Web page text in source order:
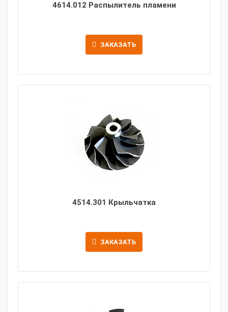
4614.012 Распылитель пламени
ЗАКАЗАТЬ
4514.301 Крыльчатка
ЗАКАЗАТЬ